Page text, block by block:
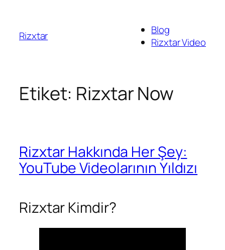
Rizxtar
Blog
Rizxtar Video
Etiket: Rizxtar Now
Rizxtar Hakkında Her Şey:
YouTube Videolarının Yıldızı
Rizxtar Kimdir?